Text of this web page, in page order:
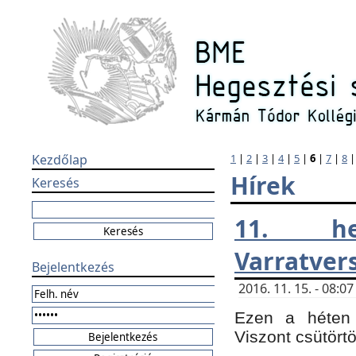
Kezdőlap
Keresés
Bejelentkezés
1 | 2 | 3 | 4| 5 | 6 | 7 | 8
Hírek
11.
2016. 11. 15. -
Ezen a héten
Viszont